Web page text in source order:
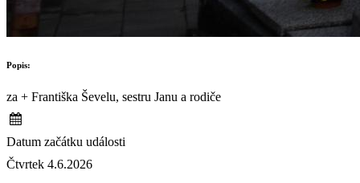
Popis:
za + Františka Ševelu, sestru Janu a rodiče
Datum začátku události
Čtvrtek 4.6.2026